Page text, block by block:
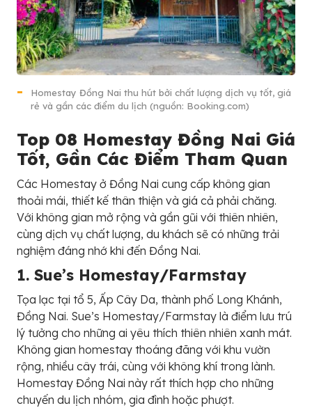
Homestay Đồng Nai thu hút bởi chất lượng dịch vụ tốt, giá
rẻ và gần các điểm du lịch (nguồn: Booking.com)
Top 08 Homestay Đồng Nai Giá
Tốt, Gần Các Điểm Tham Quan
Các Homestay ở Đồng Nai cung cấp không gian
thoải mái, thiết kế thân thiện và giá cả phải chăng.
Với không gian mở rộng và gần gũi với thiên nhiên,
cùng dịch vụ chất lượng, du khách sẽ có những trải
nghiệm đáng nhớ khi đến Đồng Nai.
1. Sue’s Homestay/Farmstay
Tọa lạc tại tổ 5, Ấp Cây Da, thành phố Long Khánh,
Đồng Nai. Sue’s Homestay/Farmstay là điểm lưu trú
lý tưởng cho những ai yêu thích thiên nhiên xanh mát.
Không gian homestay thoáng đãng với khu vườn
rộng, nhiều cây trái, cùng với không khí trong lành.
Homestay Đồng Nai này rất thích hợp cho những
chuyến du lịch nhóm, gia đình hoặc phượt.